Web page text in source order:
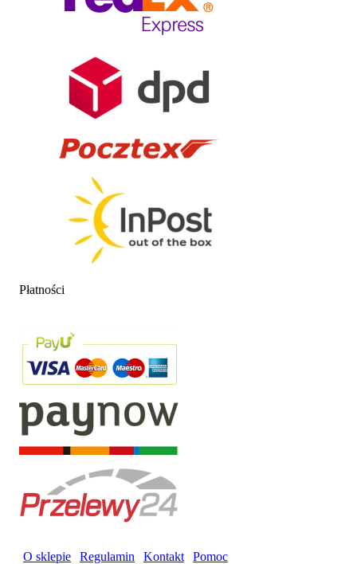
Płatności
O sklepie Regulamin Kontakt Pomoc